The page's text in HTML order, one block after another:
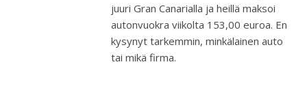
juuri Gran Canarialla ja heillä maksoi
autonvuokra viikolta 153,00 euroa. En
kysynyt tarkemmin, minkälainen auto
tai mikä firma.